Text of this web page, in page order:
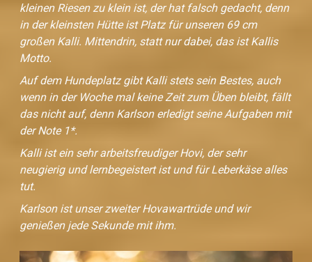
kleinen Riesen zu klein ist, der hat falsch gedacht, denn
in der kleinsten Hütte ist Platz für unseren 69 cm
großen Kalli. Mittendrin, statt nur dabei, das ist Kallis
Motto.
Auf dem Hundeplatz gibt Kalli stets sein Bestes, auch
wenn in der Woche mal keine Zeit zum Üben bleibt, fällt
das nicht auf, denn Karlson erledigt seine Aufgaben mit
der Note 1*.
Kalli ist ein sehr arbeitsfreudiger Hovi, der sehr
neugierig und lernbegeistert ist und für Leberkäse alles
tut.
Karlson ist unser zweiter Hovawartrüde und wir
genießen jede Sekunde mit ihm.